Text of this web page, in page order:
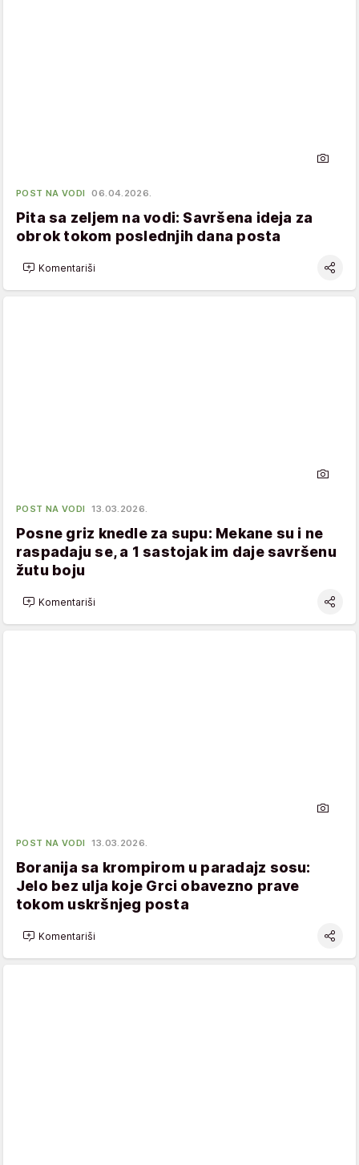
POST NA VODI 06.04.2026.
Pita sa zeljem na vodi: Savršena ideja za
obrok tokom poslednjih dana posta
Komentariši
POST NA VODI 13.03.2026.
Posne griz knedle za supu: Mekane su i ne
raspadaju se, a 1 sastojak im daje savršenu
žutu boju
Komentariši
POST NA VODI 13.03.2026.
Boranija sa krompirom u paradajz sosu:
Jelo bez ulja koje Grci obavezno prave
tokom uskršnjeg posta
Komentariši